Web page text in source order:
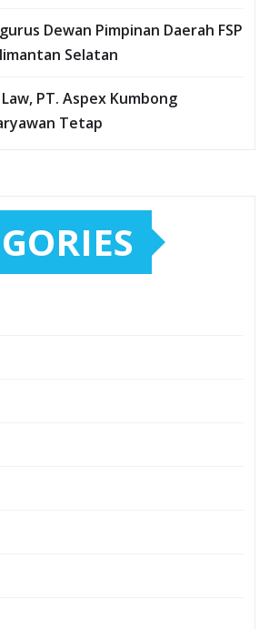
Dewan Pimpinan Daerah FSP
Selatan
PT. Aspex Kumbong
Tetap